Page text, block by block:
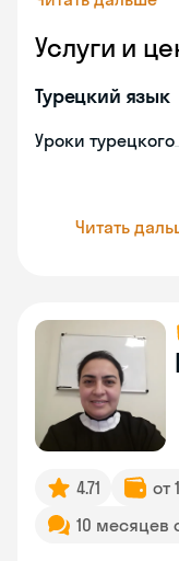
Услуги и
Турецкий язык
Уроки турецкого
Читать
4.71
от
10 месяцев